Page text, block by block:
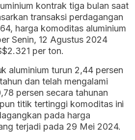
kontrak tiga bulan saat
transaksi perdagangan
harga komoditas aluminium
Senin, 12 Agustus 2024
per ton.
aluminium turun 2,44 persen
dan telah mengalami
persen secara tahunan
titik tertinggi komoditas ini
pada harga
terjadi pada 29 Mei 2024.